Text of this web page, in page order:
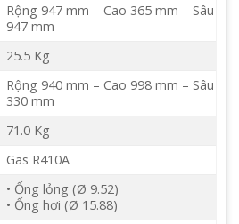
Rộng 947 mm – Cao 365 mm – Sâu
947 mm
25.5 Kg
Rộng 940 mm – Cao 998 mm – Sâu
330 mm
71.0 Kg
Gas R410A
• Ống lỏng (Ø 9.52)
• Ống hơi (Ø 15.88)